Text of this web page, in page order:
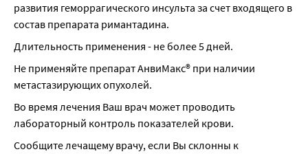
развития геморрагического инсульта за счет входящего в
состав препарата римантадина.
Длительность применения - не более 5 дней.
Не применяйте препарат АнвиМакс® при наличии
метастазирующих опухолей.
Во время лечения Ваш врач может проводить
лабораторный контроль показателей крови.
Сообщите лечащему врачу, если Вы склонны к